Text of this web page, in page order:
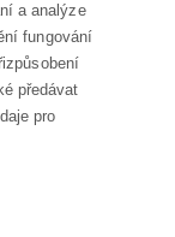
a analýze
fungování
předávat
pro